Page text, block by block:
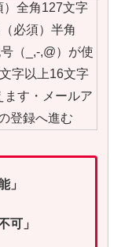
」
可」